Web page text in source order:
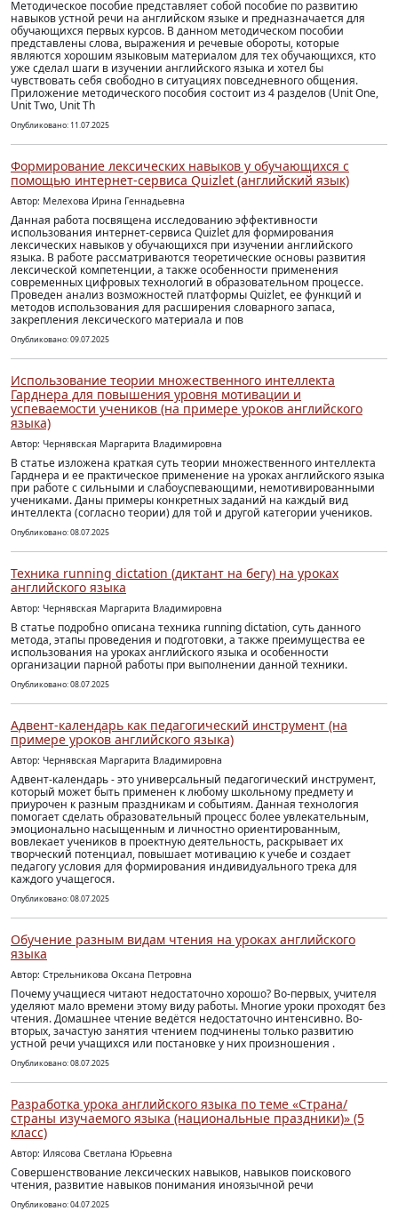
Методическое пособие представляет собой пособие по развитию
навыков устной речи на английском языке и предназначается для
обучающихся первых курсов. В данном методическом пособии
представлены слова, выражения и речевые обороты, которые
являются хорошим языковым материалом для тех обучающихся, кто
уже сделал шаги в изучении английского языка и хотел бы
чувствовать себя свободно в ситуациях повседневного общения.
Приложение методического пособия состоит из 4 разделов (Unit One,
Unit Two, Unit Th
Опубликовано: 11.07.2025
Формирование лексических навыков у обучающихся с
помощью интернет-сервиса Quizlet (английский язык)
Автор: Мелехова Ирина Геннадьевна
Данная работа посвящена исследованию эффективности
использования интернет-сервиса Quizlet для формирования
лексических навыков у обучающихся при изучении английского
языка. В работе рассматриваются теоретические основы развития
лексической компетенции, а также особенности применения
современных цифровых технологий в образовательном процессе.
Проведен анализ возможностей платформы Quizlet, ее функций и
методов использования для расширения словарного запаса,
закрепления лексического материала и пов
Опубликовано: 09.07.2025
Использование теории множественного интеллекта
Гарднера для повышения уровня мотивации и
успеваемости учеников (на примере уроков английского
языка)
Автор: Чернявская Маргарита Владимировна
В статье изложена краткая суть теории множественного интеллекта
Гарднера и ее практическое применение на уроках английского языка
при работе с сильными и слабоуспевающими, немотивированными
учениками. Даны примеры конкретных заданий на каждый вид
интеллекта (согласно теории) для той и другой категории учеников.
Опубликовано: 08.07.2025
Техника running dictation (диктант на бегу) на уроках
английского языка
Автор: Чернявская Маргарита Владимировна
В статье подробно описана техника running dictation, суть данного
метода, этапы проведения и подготовки, а также преимущества ее
использования на уроках английского языка и особенности
организации парной работы при выполнении данной техники.
Опубликовано: 08.07.2025
Адвент-календарь как педагогический инструмент (на
примере уроков английского языка)
Автор: Чернявская Маргарита Владимировна
Адвент-календарь - это универсальный педагогический инструмент,
который может быть применен к любому школьному предмету и
приурочен к разным праздникам и событиям. Данная технология
помогает сделать образовательный процесс более увлекательным,
эмоционально насыщенным и личностно ориентированным,
вовлекает учеников в проектную деятельность, раскрывает их
творческий потенциал, повышает мотивацию к учебе и создает
педагогу условия для формирования индивидуального трека для
каждого учащегося.
Опубликовано: 08.07.2025
Обучение разным видам чтения на уроках английского
языка
Автор: Стрельникова Оксана Петровна
Почему учащиеся читают недостаточно хорошо? Во-первых, учителя
уделяют мало времени этому виду работы. Многие уроки проходят без
чтения. Домашнее чтение ведётся недостаточно интенсивно. Во-
вторых, зачастую занятия чтением подчинены только развитию
устной речи учащихся или постановке у них произношения .
Опубликовано: 08.07.2025
Разработка урока английского языка по теме «Страна/
страны изучаемого языка (национальные праздники)» (5
класс)
Автор: Илясова Светлана Юрьевна
Совершенствование лексических навыков, навыков поискового
чтения, развитие навыков понимания иноязычной речи
Опубликовано: 04.07.2025